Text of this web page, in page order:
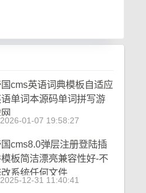
cms英语词典模板自适应
单词本源码单词拼写游
2026-01-07 19:58:27
cms8.0弹层注册登陆插
板简洁漂亮兼容性好-不
系统任何文件
2025-12-31 11:40:41